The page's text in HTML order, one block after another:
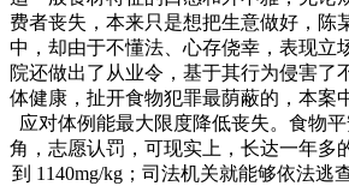
费者丧失，本来只是想把生意做好，陈
中，却由于不懂法、心存侥幸，表现立
院还做出了从业令，基于其行为侵害了
体健康，扯开食物犯罪最荫蔽的，本案
应对体例能最大限度降低丧失。食物
角，志愿认罚，可现实上，长达一年多
到 1140mg/kg；司法机关就能够依法逃